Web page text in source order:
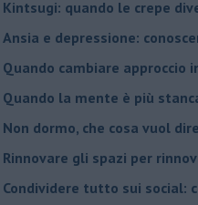
​Kintsugi: quando le crepe
Ansia e depressione:
Quando cambiare approccio
​Quando la mente è più
Non dormo, che cosa vuol
​Rinnovare gli spazi per
​Condividere tutto sui social: